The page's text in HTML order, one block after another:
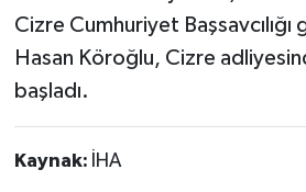
Cizre Cumhuriyet
Hasan Köroğlu, Cizre
başladı.
Kaynak: İHA